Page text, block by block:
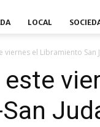
LOCAL
viernes el Libramiento San
este